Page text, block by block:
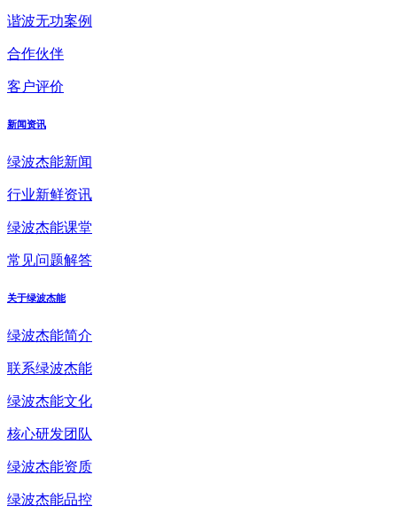
谐波无功案例
合作伙伴
客户评价
新闻资讯
绿波杰能新闻
行业新鲜资讯
绿波杰能课堂
常见问题解答
关于绿波杰能
绿波杰能简介
联系绿波杰能
绿波杰能文化
核心研发团队
绿波杰能资质
绿波杰能品控